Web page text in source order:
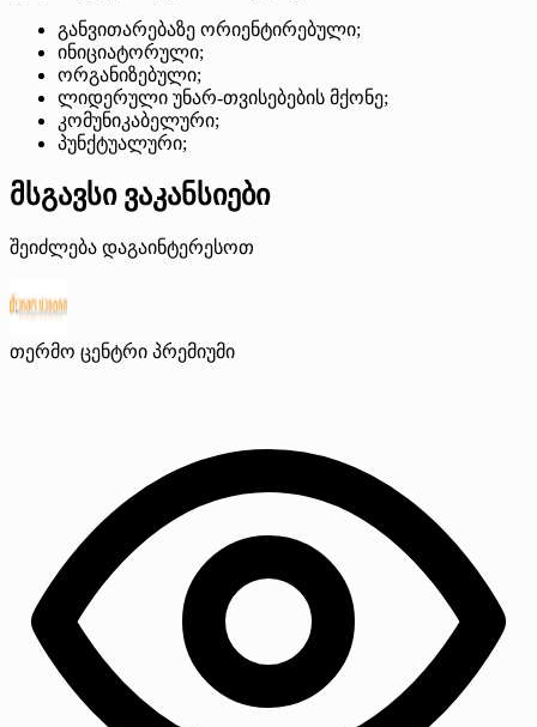
განვითარებაზე ორიენტირებული;
ინიციატორული;
ორგანიზებული;
ლიდერული უნარ-თვისებების მქონე;
კომუნიკაბელური;
პუნქტუალური;
მსგავსი ვაკანსიები
შეიძლება დაგაინტერესოთ
თერმო ცენტრი პრემიუმი